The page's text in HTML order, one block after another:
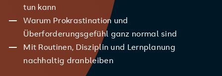
tun kann
Warum Prokrastination und
Überforderungsgefühl ganz normal sind
Mit Routinen, Disziplin und Lernplanung
nachhaltig dranbleiben